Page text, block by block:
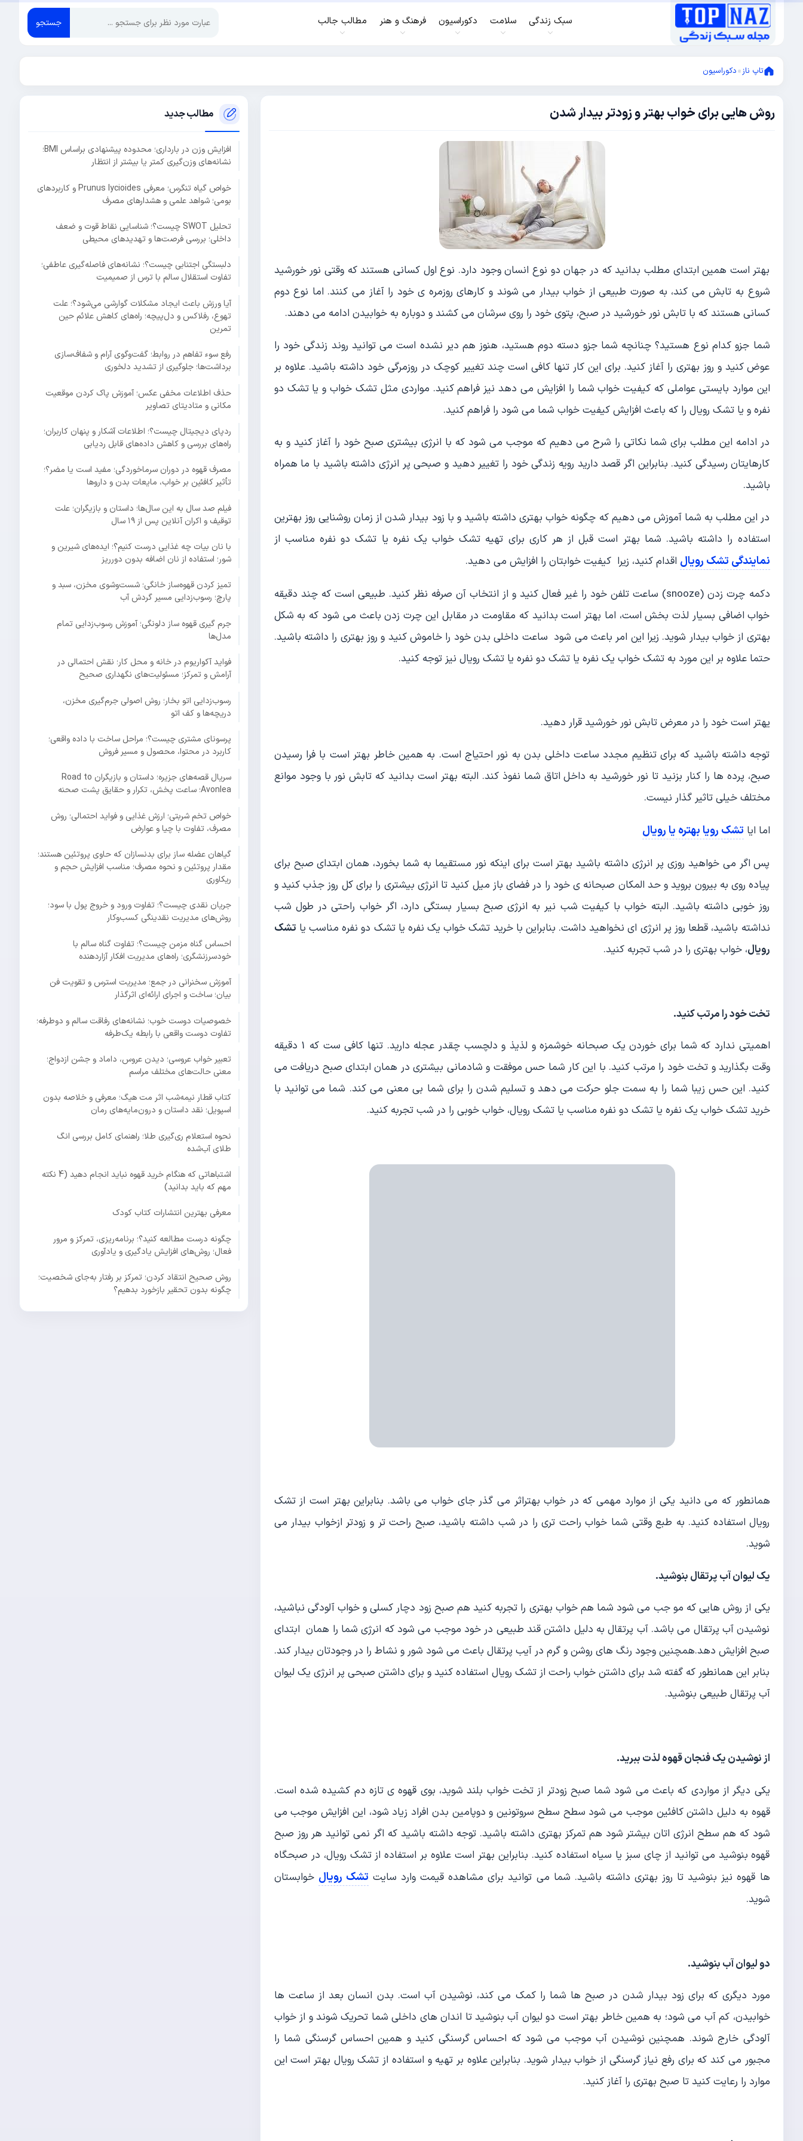
سبک زندگی سلامت دکوراسیون فرهنگ و هنر مطالب جالب جستجو
تاپ ناز» دکوراسیون
روش هایی برای خواب بهتر و زودتر بیدار شدن
ژانویه
بهتر است همین ابتدای مطلب بدانید که در جهان دو نوع انسان وجود دارد. نوع اول کسانی هستند که وقتی نور خورشید
شروع به تابش می کند، به صورت طبیعی از خواب بیدار می شوند و کارهای روزمره ی خود را آغاز می کنند. اما نوع دوم
کسانی هستند که با تابش نور خورشید در صبح، پتوی خود را روی سرشان می کشند و دوباره به خوابیدن ادامه می دهند.
شما جزو کدام نوع هستید؟ چنانچه شما جزو دسته دوم هستید، هنوز هم دیر نشده است می توانید روند زندگی خود را
عوض کنید و روز بهتری را آغاز کنید. برای این کار تنها کافی است چند تغییر کوچک در روزمرگی خود داشته باشید. علاوه بر
این موارد بایستی عواملی که کیفیت خواب شما را افزایش می دهد نیز فراهم کنید. مواردی مثل تشک خواب و یا تشک دو
نفره و یا تشک رویال را که باعث افزایش کیفیت خواب شما می شود را فراهم کنید.
در ادامه این مطلب برای شما نکاتی را شرح می دهیم که موجب می شود که با انرژی بیشتری صبح خود را آغاز کنید و به
کارهایتان رسیدگی کنید. بنابراین اگر قصد دارید رویه زندگی خود را تغییر دهید و صبحی پر انرژی داشته باشید با ما همراه
باشید.
در این مطلب به شما آموزش می دهیم که چگونه خواب بهتری داشته باشید و با زود بیدار شدن از زمان روشنایی روز بهترین
استفاده را داشته باشید. شما بهتر است قبل از هر کاری برای تهیه تشک خواب یک نفره یا تشک دو نفره مناسب از
نمایندگی تشک رویال اقدام کنید، زیرا کیفیت خوابتان را افزایش می دهید.
دکمه چرت زدن (snooze) ساعت تلفن خود را غیر فعال کنید و از انتخاب آن صرفه نظر کنید. طبیعی است که چند دقیقه
خواب اضافی بسیار لذت بخش است، اما بهتر است بدانید که مقاومت در مقابل این چرت زدن باعث می شود که به شکل
بهتری از خواب بیدار شوید. زیرا این امر باعث می شود ساعت داخلی بدن خود را خاموش کنید و روز بهتری را داشته باشید.
حتما علاوه بر این مورد به تشک خواب یک نفره یا تشک دو نفره یا تشک رویال نیز توجه کنید.
یهتر است خود را در معرض تابش نور خورشید قرار دهید.
توجه داشته باشید که برای تنظیم مجدد ساعت داخلی بدن به نور احتیاج است. به همین خاطر بهتر است با فرا رسیدن
صبح، پرده ها را کنار بزنید تا نور خورشید به داخل اتاق شما نفوذ کند. البته بهتر است بدانید که تابش نور با وجود موانع
مختلف خیلی تاثیر گذار نیست.
اما ایا تشک رویا بهتره یا رویال
پس اگر می خواهید روزی پر انرژی داشته باشید بهتر است برای اینکه نور مستقیما به شما بخورد، همان ابتدای صبح برای
پیاده روی به بیرون بروید و حد المکان صبحانه ی خود را در فضای باز میل کنید تا انرژی بیشتری را برای کل روز جذب کنید و
روز خوبی داشته باشید. البته خواب با کیفیت شب نیر به انرژی صبح بسیار بستگی دارد، اگر خواب راحتی در طول شب
نداشته باشید، قطعا روز پر انرژی ای نخواهید داشت. بنابراین با خرید تشک خواب یک نفره یا تشک دو نفره مناسب یا تشک
رویال، خواب بهتری را در شب تجربه کنید.
تخت خود را مرتب کنید.
اهمیتی ندارد که شما برای خوردن یک صبحانه خوشمزه و لذیذ و دلچسب چقدر عجله دارید. تنها کافی ست که 1 دقیقه
وقت بگذارید و تخت خود را مرتب کنید. با این کار شما حس موفقت و شادمانی بیشتری در همان ابتدای صبح دریافت می
کنید. این حس زیبا شما را به سمت جلو حرکت می دهد و تسلیم شدن را برای شما بی معنی می کند. شما می توانید با
خرید تشک خواب یک نفره یا تشک دو نفره مناسب یا تشک رویال، خواب خوبی را در شب تجربه کنید.
همانطور که می دانید یکی از موارد مهمی که در خواب بهتراثر می گذر جای خواب می باشد. بنابراین بهتر است از تشک
رویال استفاده کنید. به طبع وقتی شما خواب راحت تری را در شب داشته باشید، صبح راحت تر و زودتر ازخواب بیدار می
شوید.
یک لیوان آب پرتقال بنوشید.
یکی از روش هایی که مو جب می شود شما هم خواب بهتری را تجربه کنید هم صبح زود دچار کسلی و خواب آلودگی نباشید،
نوشیدن آب پرتقال می باشد. آب پرتقال به دلیل داشتن قند طبیعی در خود موجب می شود که انرژی شما را همان ابتدای
صبح افزایش دهد.همچنین وجود رنگ های روشن و گرم در آیب پرتقال باعث می شود شور و نشاط را در وجودتان بیدار کند.
بنابر این همانطور که گفته شد برای داشتن خواب راحت از تشک رویال استفاده کنید و برای داشتن صبحی پر انرژی یک لیوان
آب پرتقال طبیعی بنوشید.
از نوشیدن یک فنجان قهوه لذت ببرید.
یکی دیگر از مواردی که باعث می شود شما صبح زودتر از تخت خواب بلند شوید، بوی قهوه ی تازه دم کشیده شده است.
قهوه به دلیل داشتن کافئین موجب می شود سطح سطح سروتونین و دوپامین بدن افراد زیاد شود، این افزایش موجب می
شود که هم سطح انرژی اتان بیشتر شود هم تمرکز بهتری داشته باشید. توجه داشته باشید که اگر نمی توانید هر روز صبح
قهوه بنوشید می توانید از چای سبز یا سیاه استفاده کنید. بنابراین بهتر است علاوه بر استفاده از تشک رویال، در صبحگاه
ها قهوه نیز بنوشید تا روز بهتری داشته باشید. شما می توانید برای مشاهده قیمت وارد سایت تشک رویال خوابستان
شوید.
دو لیوان آب بنوشید.
مورد دیگری که برای زود بیدار شدن در صبح ها شما را کمک می کند، نوشیدن آب است. بدن انسان بعد از ساعت ها
خوابیدن، کم آب می شود؛ به همین خاطر بهتر است دو لیوان آب بنوشید تا اندان های داخلی شما تحریک شوند و از خواب
آلودگی خارج شوند. همچنین نوشیدن آب موجب می شود که احساس گرسنگی کنید و همین احساس گرسنگی شما را
مجبور می کند که برای رفع نیاز گرسنگی از خواب بیدار شوید. بنابراین علاوه بر تهیه و استفاده از تشک رویال بهتر است این
موارد را رعایت کنید تا صبح بهتری را آغاز کنید.
مطالب جدید
افزایش وزن در بارداری؛ محدوده پیشنهادی براساس BMI؛
نشانه‌های وزن‌گیری کمتر یا بیشتر از انتظار
خواص گیاه تنگرس؛ معرفی Prunus lycioides و کاربردهای
بومی؛ شواهد علمی و هشدارهای مصرف
تحلیل SWOT چیست؟؛ شناسایی نقاط قوت و ضعف
داخلی؛ بررسی فرصت‌ها و تهدیدهای محیطی
دلبستگی اجتنابی چیست؟؛ نشانه‌های فاصله‌گیری عاطفی؛
تفاوت استقلال سالم با ترس از صمیمیت
آیا ورزش باعث ایجاد مشکلات گوارشی می‌شود؟؛ علت
تهوع، رفلاکس و دل‌پیچه؛ راه‌های کاهش علائم حین
تمرین
رفع سوء تفاهم در روابط؛ گفت‌وگوی آرام و شفاف‌سازی
برداشت‌ها؛ جلوگیری از تشدید دلخوری
حذف اطلاعات مخفی عکس؛ آموزش پاک کردن موقعیت
مکانی و متادیتای تصاویر
ردپای دیجیتال چیست؟؛ اطلاعات آشکار و پنهان کاربران؛
راه‌های بررسی و کاهش داده‌های قابل ردیابی
مصرف قهوه در دوران سرماخوردگی؛ مفید است یا مضر؟؛
تأثیر کافئین بر خواب، مایعات بدن و داروها
فیلم صد سال به این سال‌ها؛ داستان و بازیگران؛ علت
توقیف و اکران آنلاین پس از ۱۹ سال
با نان بیات چه غذایی درست کنیم؟؛ ایده‌های شیرین و
شور؛ استفاده از نان اضافه بدون دورریز
تمیز کردن قهوه‌ساز خانگی؛ شست‌وشوی مخزن، سبد و
پارچ؛ رسوب‌زدایی مسیر گردش آب
جرم گیری قهوه ساز دلونگی؛ آموزش رسوب‌زدایی تمام
مدل‌ها
فواید آکواریوم در خانه و محل کار؛ نقش احتمالی در
آرامش و تمرکز؛ مسئولیت‌های نگهداری صحیح
رسوب‌زدایی اتو بخار؛ روش اصولی جرم‌گیری مخزن،
دریچه‌ها و کف اتو
پرسونای مشتری چیست؟؛ مراحل ساخت با داده واقعی؛
کاربرد در محتوا، محصول و مسیر فروش
سریال قصه‌های جزیره؛ داستان و بازیگران Road to
Avonlea؛ ساعت پخش، تکرار و حقایق پشت صحنه
خواص تخم شربتی؛ ارزش غذایی و فواید احتمالی؛ روش
مصرف، تفاوت با چیا و عوارض
گیاهان عضله ساز برای بدنسازان که حاوی پروتئین هستند؛
مقدار پروتئین و نحوه مصرف؛ مناسب افزایش حجم و
ریکاوری
جریان نقدی چیست؟؛ تفاوت ورود و خروج پول با سود؛
روش‌های مدیریت نقدینگی کسب‌وکار
احساس گناه مزمن چیست؟؛ تفاوت گناه سالم با
خودسرزنشگری؛ راه‌های مدیریت افکار آزاردهنده
آموزش سخنرانی در جمع؛ مدیریت استرس و تقویت فن
بیان؛ ساخت و اجرای ارائه‌ای اثرگذار
خصوصیات دوست خوب؛ نشانه‌های رفاقت سالم و دوطرفه؛
تفاوت دوست واقعی با رابطه یک‌طرفه
تعبیر خواب عروسی؛ دیدن عروس، داماد و جشن ازدواج؛
معنی حالت‌های مختلف مراسم
کتاب قطار نیمه‌شب اثر مت هیگ؛ معرفی و خلاصه بدون
اسپویل؛ نقد داستان و درون‌مایه‌های رمان
نحوه استعلام ری‌گیری طلا؛ راهنمای کامل بررسی انگ
طلای آب‌شده
اشتباهاتی که هنگام خرید قهوه نباید انجام دهید (4 نکته
مهم که باید بدانید)
معرفی بهترین انتشارات کتاب کودک
چگونه درست مطالعه کنید؟؛ برنامه‌ریزی، تمرکز و مرور
فعال؛ روش‌های افزایش یادگیری و یادآوری
روش صحیح انتقاد کردن؛ تمرکز بر رفتار به‌جای شخصیت؛
چگونه بدون تحقیر بازخورد بدهیم؟